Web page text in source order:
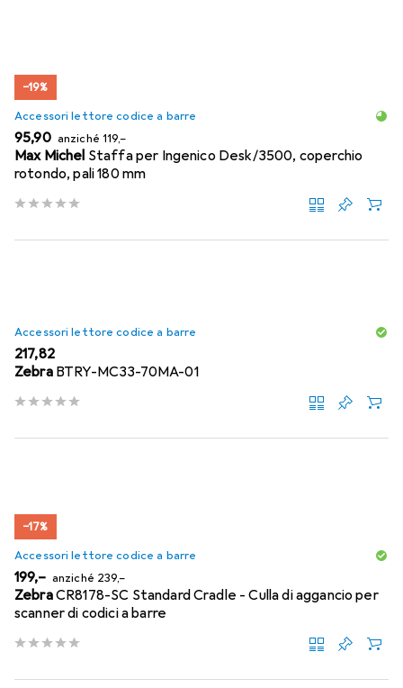
−19%
Accessori lettore codice a barre
EUR
95,90 anziché EUR
119,–
Max Michel Staffa per Ingenico Desk/3500, coperchio
rotondo, pali 180 mm
Accessori lettore codice a barre
EUR
217,82
Zebra BTRY-MC33-70MA-01
−17%
Accessori lettore codice a barre
EUR
199,– anziché EUR
239,–
ZebraCR8178-SC Standard Cradle - Culla di aggancio per
scanner di codici a barre